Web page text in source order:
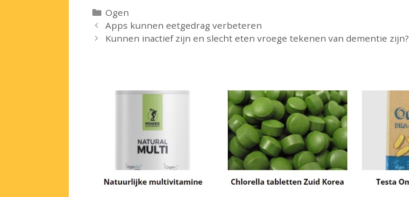
Categorieën
Ogen
Apps kunnen eetgedrag verbeteren
Kunnen inactief zijn en slecht eten vroege tekenen van dementie zijn?